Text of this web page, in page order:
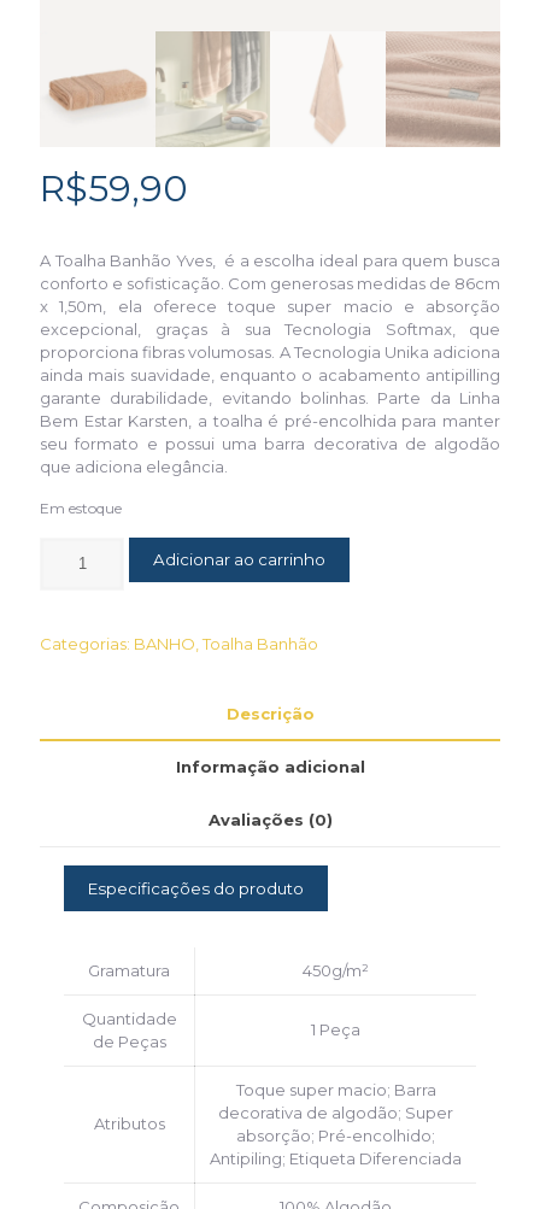
R$59,90
A Toalha Banhão Yves, é a escolha ideal para quem busca
conforto e sofisticação. Com generosas medidas de 86cm
x 1,50m, ela oferece toque super macio e absorção
excepcional, graças à sua Tecnologia Softmax, que
proporciona fibras volumosas. A Tecnologia Unika adiciona
ainda mais suavidade, enquanto o acabamento antipilling
garante durabilidade, evitando bolinhas. Parte da Linha
Bem Estar Karsten, a toalha é pré-encolhida para manter
seu formato e possui uma barra decorativa de algodão
que adiciona elegância.
Em estoque
Adicionar ao carrinho
Categorias: BANHO ,Toalha Banhão
Descrição
Informação adicional
Avaliações (0)
Especificações do produto
Gramatura 450g/m²
Quantidade
de Peças
1 Peça
Atributos
Toque super macio; Barra
decorativa de algodão; Super
absorção; Pré-encolhido;
Antipiling; Etiqueta Diferenciada